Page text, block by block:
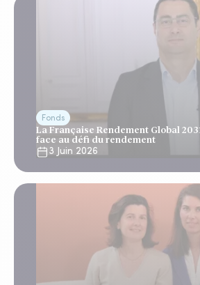
Fonds
La Française Rendement Global
face au défi du rendement
3 Juin 2026